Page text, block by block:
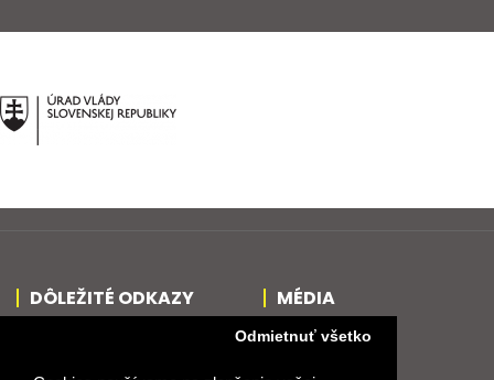
Odmietnuť všetko
DÔLEŽITÉ ODKAZY
Právne informácie
MÉDIA
Kontakt pre médiá
Napísali o nás